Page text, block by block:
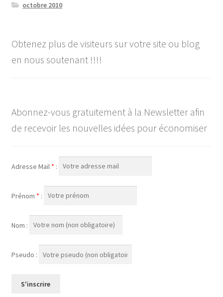
octobre 2010
Obtenez plus de visiteurs sur votre site ou blog
en nous soutenant !!!!
Abonnez-vous gratuitement à la Newsletter afin
de recevoir les nouvelles idées pour économiser
Adresse Mail * :
Prénom * :
Nom :
Pseudo :